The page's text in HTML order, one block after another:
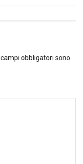
I campi obbligatori sono